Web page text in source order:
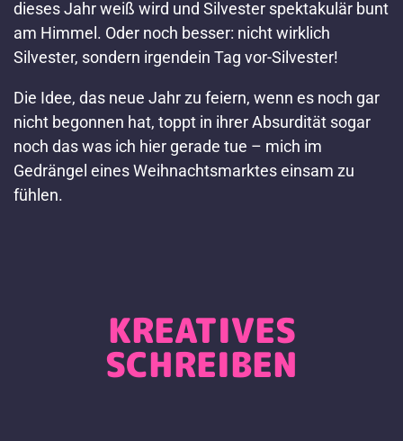
dieses Jahr weiß wird und Silvester spektakulär bunt
am Himmel. Oder noch besser: nicht wirklich
Silvester, sondern irgendein Tag vor-Silvester!
Die Idee, das neue Jahr zu feiern, wenn es noch gar
nicht begonnen hat, toppt in ihrer Absurdität sogar
noch das was ich hier gerade tue – mich im
Gedrängel eines Weihnachtsmarktes einsam zu
fühlen.
KREATIVES
SCHREIBEN